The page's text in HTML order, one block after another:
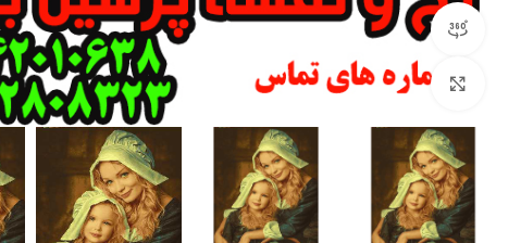
مشاهده 360 درجه
بزرگنمایی تصویر